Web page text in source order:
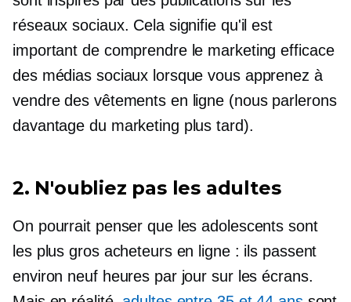
réseaux sociaux. Cela signifie qu'il est
important de comprendre le marketing efficace
des médias sociaux lorsque vous apprenez à
vendre des vêtements en ligne (nous parlerons
davantage du marketing plus tard).
2. N'oubliez pas les adultes
On pourrait penser que les adolescents sont
les plus gros acheteurs en ligne : ils passent
environ neuf heures par jour sur les écrans.